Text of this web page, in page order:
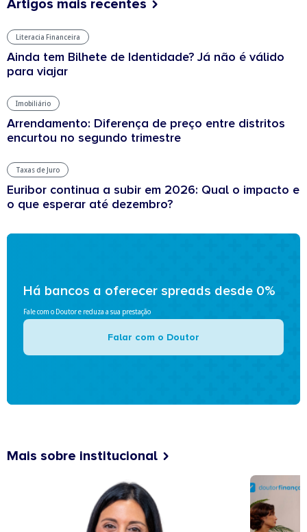
Artigos mais recentes
Literacia Financeira
Ainda tem Bilhete de Identidade? Já não é válido
para viajar
Imobiliário
Arrendamento: Diferença de preço entre distritos
encurtou no segundo trimestre
Taxas de Juro
Euribor continua a subir em 2026: Qual o impacto e
o que esperar até dezembro?
Há bancos a oferecer spreads desde 0%
Fale com o Doutor e reduza a sua prestação
Falar com o Doutor
Mais sobre institucional